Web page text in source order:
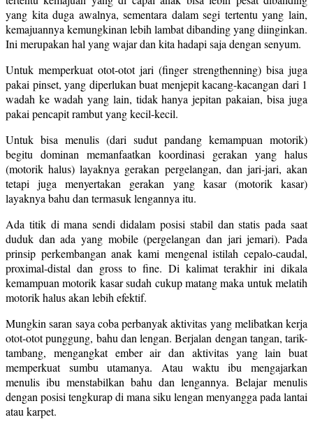
yang kita duga awalnya, sementara dalam segi tertentu yang lain,
kemajuannya kemungkinan lebih lambat dibanding yang diinginkan.
Ini merupakan hal yang wajar dan kita hadapi saja dengan senyum.
Untuk memperkuat otot-otot jari (finger strengthenning) bisa juga
pakai pinset, yang diperlukan buat menjepit kacang-kacangan dari 1
wadah ke wadah yang lain, tidak hanya jepitan pakaian, bisa juga
pakai pencapit rambut yang kecil-kecil.
Untuk bisa menulis (dari sudut pandang kemampuan motorik)
begitu dominan memanfaatkan koordinasi gerakan yang halus
(motorik halus) layaknya gerakan pergelangan, dan jari-jari, akan
tetapi juga menyertakan gerakan yang kasar (motorik kasar)
layaknya bahu dan termasuk lengannya itu.
Ada titik di mana sendi didalam posisi stabil dan statis pada saat
duduk dan ada yang mobile (pergelangan dan jari jemari). Pada
prinsip perkembangan anak kami mengenal istilah cepalo-caudal,
proximal-distal dan gross to fine. Di kalimat terakhir ini dikala
kemampuan motorik kasar sudah cukup matang maka untuk melatih
motorik halus akan lebih efektif.
Mungkin saran saya coba perbanyak aktivitas yang melibatkan kerja
otot-otot punggung, bahu dan lengan. Berjalan dengan tangan, tarik-
tambang, mengangkat ember air dan aktivitas yang lain buat
memperkuat sumbu utamanya. Atau waktu ibu mengajarkan
menulis ibu menstabilkan bahu dan lengannya. Belajar menulis
dengan posisi tengkurap di mana siku lengan menyangga pada lantai
atau karpet.